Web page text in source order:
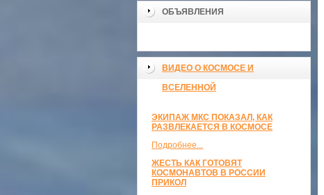
ОБЪЯВЛЕНИЯ
ВИДЕО О КОСМОСЕ И
ВСЕЛЕННОЙ
ЭКИПАЖ МКС ПОКАЗАЛ, КАК
РАЗВЛЕКАЕТСЯ В КОСМОСЕ
Подробнее...
ЖЕСТЬ КАК ГОТОВЯТ
КОСМОНАВТОВ В РОССИИ
ПРИКОЛ